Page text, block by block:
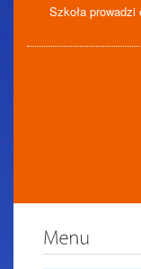
Szkoła